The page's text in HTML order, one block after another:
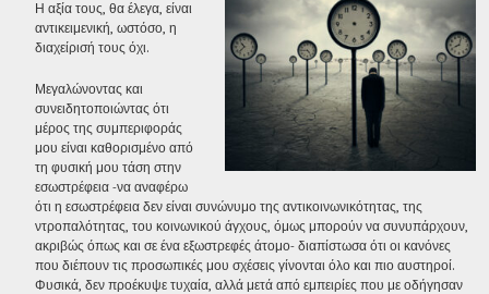
Η αξία τους, θα έλεγα, είναι
αντικειμενική, ωστόσο, η
διαχείρισή τους όχι.
Μεγαλώνοντας και
συνειδητοποιώντας ότι
μέρος της συμπεριφοράς
μου είναι καθορισμένο από
τη φυσική μου τάση στην
εσωστρέφεια -να αναφέρω
ότι η εσωστρέφεια δεν είναι συνώνυμο της αντικοινωνικότητας, της
ντροπαλότητας, του κοινωνικού άγχους, όμως μπορούν να συνυπάρχουν,
ακριβώς όπως και σε ένα εξωστρεφές άτομο- διαπίστωσα ότι οι κανόνες
που διέπουν τις προσωπικές μου σχέσεις γίνονται όλο και πιο αυστηροί.
Φυσικά, δεν προέκυψε τυχαία, αλλά μετά από εμπειρίες που με οδήγησαν